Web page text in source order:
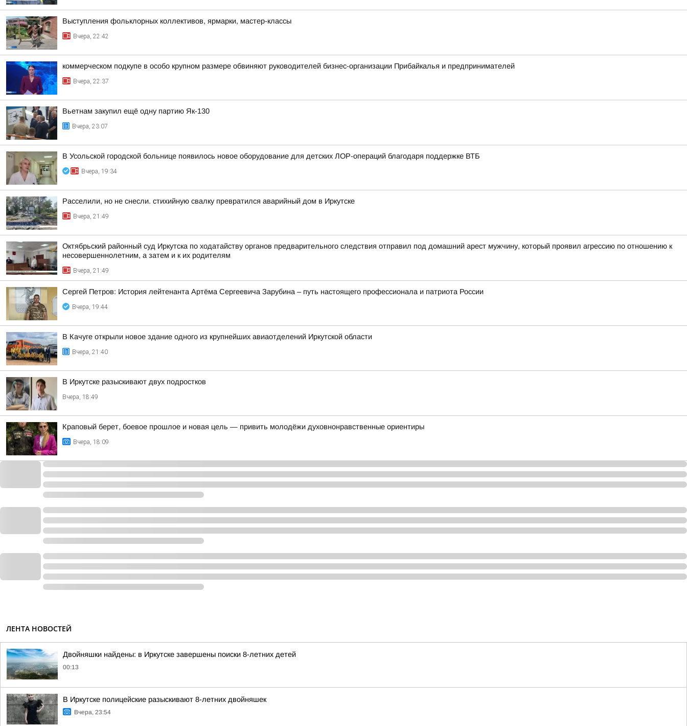
Выступления фольклорных коллективов, ярмарки, мастер-классы
Вчера, 22:42
коммерческом подкупе в особо крупном размере обвиняют руководителей бизнес-организации Прибайкалья и предпринимателей
Вчера, 22:37
Вьетнам закупил ещё одну партию Як-130
Вчера, 23:07
В Усольской городской больнице появилось новое оборудование для детских ЛОР-операций благодаря поддержке ВТБ
Вчера, 19:34
Расселили, но не снесли. стихийную свалку превратился аварийный дом в Иркутске
Вчера, 21:49
Октябрьский районный суд Иркутска по ходатайству органов предварительного следствия отправил под домашний арест мужчину, который проявил агрессию по отношению к
несовершеннолетним, а затем и к их родителям
Вчера, 21:49
Сергей Петров: История лейтенанта Артёма Сергеевича Зарубина – путь настоящего профессионала и патриота России
Вчера, 19:44
В Качуге открыли новое здание одного из крупнейших авиаотделений Иркутской области
Вчера, 21:40
В Иркутске разыскивают двух подростков
Вчера, 18:49
Краповый берет, боевое прошлое и новая цель — привить молодёжи духовнонравственные ориентиры
Вчера, 18:09
ЛЕНТА НОВОСТЕЙ
Двойняшки найдены: в Иркутске завершены поиски 8-летних детей
00:13
В Иркутске полицейские разыскивают 8-летних двойняшек
Вчера, 23:54